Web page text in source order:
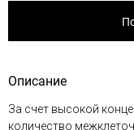
Описание
За счет высокой
количество